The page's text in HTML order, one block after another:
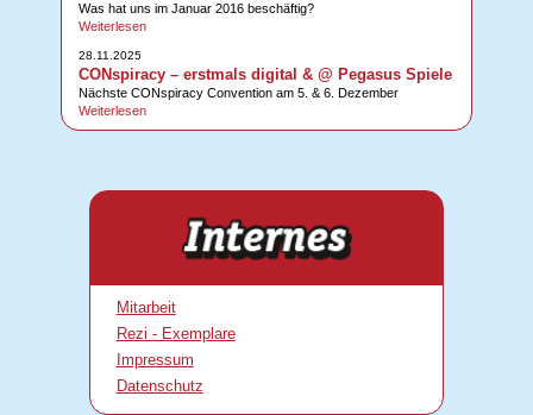
Was hat uns im Januar 2016 beschäftig?
Weiterlesen
28.11.2025
CONspiracy – erstmals digital & @ Pegasus Spiele
Nächste CONspiracy Convention am 5. & 6. Dezember
Weiterlesen
Mitarbeit
Rezi - Exemplare
Impressum
Datenschutz